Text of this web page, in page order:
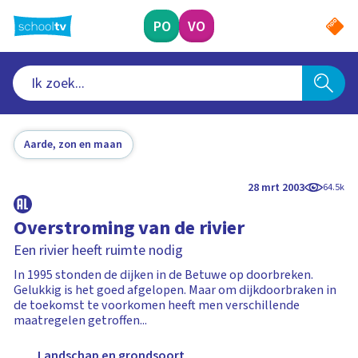
naar
hoofdinhoud
PO VO
Aarde, zon en maan
28 mrt 2003 64.5k
Overstroming van de rivier
Een rivier heeft ruimte nodig
In 1995 stonden de dijken in de Betuwe op doorbreken.
Gelukkig is het goed afgelopen. Maar om dijkdoorbraken in
de toekomst te voorkomen heeft men verschillende
maatregelen getroffen...